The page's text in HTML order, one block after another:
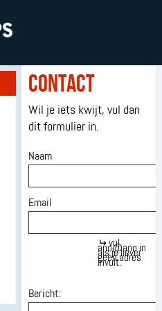
Contact
Wil je iets kwijt, vul dan
dit formulier in.
Naam
Email
↵vul
ano@ano in
als je liever
geen adres
invult.
Bericht: